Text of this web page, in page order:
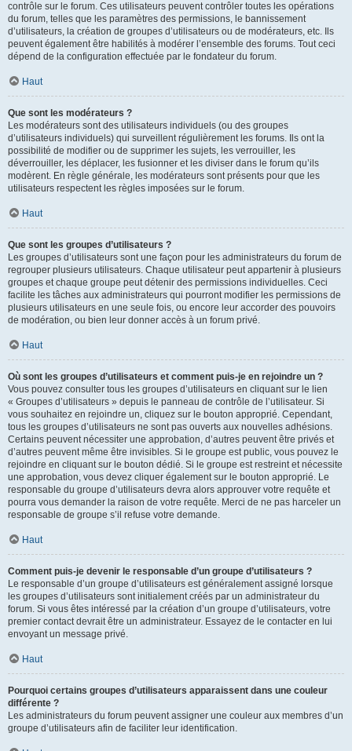
contrôle sur le forum. Ces utilisateurs peuvent contrôler toutes les opérations
du forum, telles que les paramètres des permissions, le bannissement
d’utilisateurs, la création de groupes d’utilisateurs ou de modérateurs, etc. Ils
peuvent également être habilités à modérer l’ensemble des forums. Tout ceci
dépend de la configuration effectuée par le fondateur du forum.
Haut
Que sont les modérateurs ?
Les modérateurs sont des utilisateurs individuels (ou des groupes
d’utilisateurs individuels) qui surveillent régulièrement les forums. Ils ont la
possibilité de modifier ou de supprimer les sujets, les verrouiller, les
déverrouiller, les déplacer, les fusionner et les diviser dans le forum qu’ils
modèrent. En règle générale, les modérateurs sont présents pour que les
utilisateurs respectent les règles imposées sur le forum.
Haut
Que sont les groupes d’utilisateurs ?
Les groupes d’utilisateurs sont une façon pour les administrateurs du forum de
regrouper plusieurs utilisateurs. Chaque utilisateur peut appartenir à plusieurs
groupes et chaque groupe peut détenir des permissions individuelles. Ceci
facilite les tâches aux administrateurs qui pourront modifier les permissions de
plusieurs utilisateurs en une seule fois, ou encore leur accorder des pouvoirs
de modération, ou bien leur donner accès à un forum privé.
Haut
Où sont les groupes d’utilisateurs et comment puis-je en rejoindre un ?
Vous pouvez consulter tous les groupes d’utilisateurs en cliquant sur le lien
« Groupes d’utilisateurs » depuis le panneau de contrôle de l’utilisateur. Si
vous souhaitez en rejoindre un, cliquez sur le bouton approprié. Cependant,
tous les groupes d’utilisateurs ne sont pas ouverts aux nouvelles adhésions.
Certains peuvent nécessiter une approbation, d’autres peuvent être privés et
d’autres peuvent même être invisibles. Si le groupe est public, vous pouvez le
rejoindre en cliquant sur le bouton dédié. Si le groupe est restreint et nécessite
une approbation, vous devez cliquer également sur le bouton approprié. Le
responsable du groupe d’utilisateurs devra alors approuver votre requête et
pourra vous demander la raison de votre requête. Merci de ne pas harceler un
responsable de groupe s’il refuse votre demande.
Haut
Comment puis-je devenir le responsable d’un groupe d’utilisateurs ?
Le responsable d’un groupe d’utilisateurs est généralement assigné lorsque
les groupes d’utilisateurs sont initialement créés par un administrateur du
forum. Si vous êtes intéressé par la création d’un groupe d’utilisateurs, votre
premier contact devrait être un administrateur. Essayez de le contacter en lui
envoyant un message privé.
Haut
Pourquoi certains groupes d’utilisateurs apparaissent dans une couleur
différente ?
Les administrateurs du forum peuvent assigner une couleur aux membres d’un
groupe d’utilisateurs afin de faciliter leur identification.